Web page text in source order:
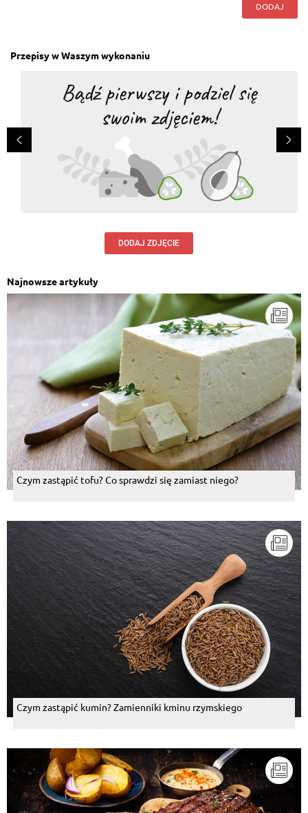
DODAJ
Przepisy w Waszym wykonaniu
DODAJ ZDJĘCIE
Najnowsze artykuły
Czym zastąpić tofu? Co sprawdzi się zamiast niego?
Czym zastąpić kumin? Zamienniki kminu rzymskiego